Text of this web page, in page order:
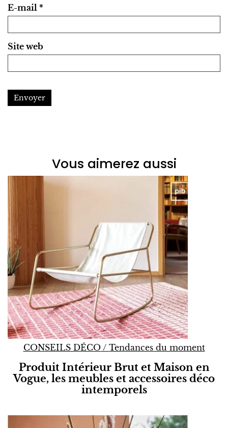
E-mail *
Site web
Envoyer
Vous aimerez aussi
CONSEILS DÉCO/ Tendances du moment
Produit Intérieur Brut et Maison en
Vogue, les meubles et accessoires déco
intemporels